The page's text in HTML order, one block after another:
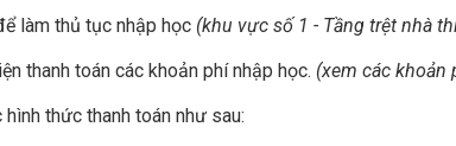
làm thủ tục nhập học (khu vực số 1 - Tầng trệt nhà
thanh toán các khoản phí nhập học. (xem các khoản
hình thức thanh toán như sau: